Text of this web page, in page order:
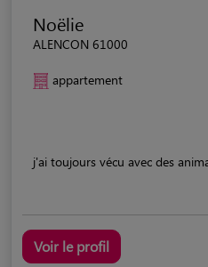
Noëlie
ALENCON 61000
appartement
j'ai toujours vécu avec des
Voir le profil